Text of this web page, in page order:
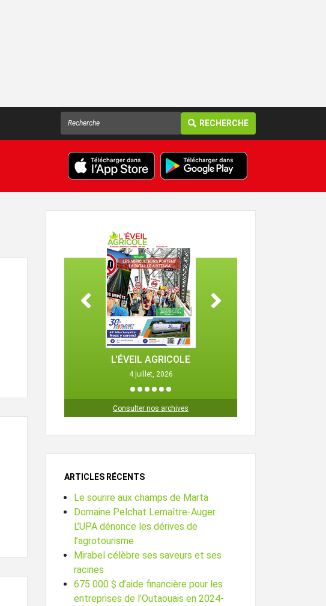
RECHERCHE
L'ÉVEIL AGRICOLE
4 juillet, 2026
1 2 3 4 5
Consulter nos archives
ARTICLES RÉCENTS
Le sourire aux champs de Marta
Domaine Pelchat Lemaître-Auger :
L’UPA dénonce les dérives de
l’agrotourisme
Mirabel célèbre ses saveurs et ses
racines
675 000 $ d’aide financière pour les
entreprises de l’Outaouais en 2024-